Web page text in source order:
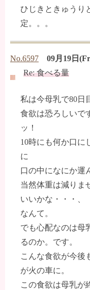
ひじきときゅうり
定。。。
No.6597 09月19日
Re: 食べる量
私は今母乳で80日
食欲は恐ろしいで
ッ！
10時にも何か口に
に
口の中になにか運
当然体重は減りま
いいかな・・・、
なんて。
でも心配なのは母
るのか。です。
こんな食欲が今後
が火の車に。
この食欲は母乳が